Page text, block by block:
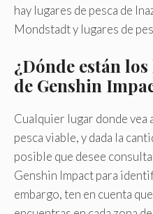
hay lugares de pesca de
Mondstadt y lugares de
¿Dónde están
de Genshin
Cualquier lugar donde vea
pesca viable, y dada la
posible que desee
Genshin Impact para
embargo, ten en cuenta